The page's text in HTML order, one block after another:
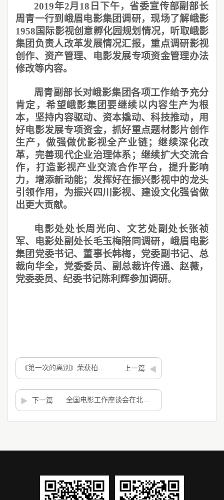
2019年2月18日下午，省委宣传部副部长
周青一行到峨眉电影集团调研，现场了解峨影
1958国际影视创意孵化园规划情况，听取峨影
集团负责人改革发展情况汇报，重点调研影视
创作、资产管理、电影发展专项资金管理办法
修改等内容。
周青副部长对峨影集团各项工作给予充分
肯定，希望峨影集团要继续以内容生产为根
本，坚持内容驱动、资本撬动、科技推动，用
好电影发展专项资金，抓好重点题材影片创作
生产，做强做优影视全产业链；继续深化改
革，完善现代企业治理体系；继续扩大交流合
作，打造影视产业交流合作平台，提升影响
力，增添新动能；发挥好在振兴影视中的龙头
引领作用，为振兴四川影视、建设文化强省做
出更大贡献。
电影处处长周光向、文艺处副处长张祯
军、电影处副处长毛玉梅陪同调研，峨眉电影
集团党委书记、董事长韩梅，党委副书记、总
裁向华全，党委委员、副总裁许传通、赵薇，
党委委员、纪委书记陈利辉参加调研。
上一篇
下一篇